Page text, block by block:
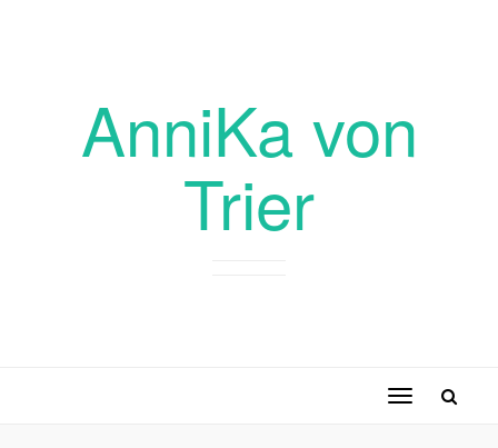
AnniKa von
Trier
Toggle